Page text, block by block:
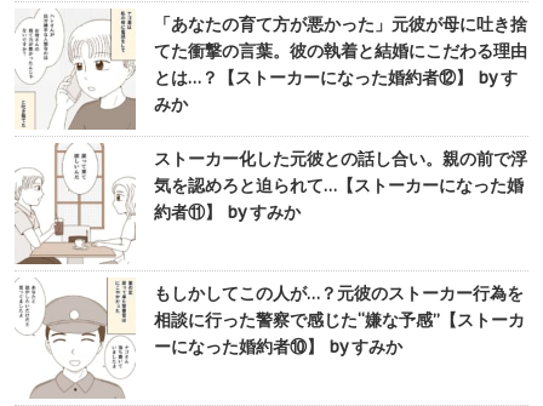
「あなたの育て方が悪かった」元彼が母に吐き捨
てた衝撃の言葉。彼の執着と結婚にこだわる理由
とは…？【ストーカーになった婚約者⑫】 by す
みか
ストーカー化した元彼との話し合い。親の前で浮
気を認めろと迫られて…【ストーカーになった婚
約者⑪】 by すみか
もしかしてこの人が…？元彼のストーカー行為を
相談に行った警察で感じた“嫌な予感”【ストーカ
ーになった婚約者⑩】 by すみか